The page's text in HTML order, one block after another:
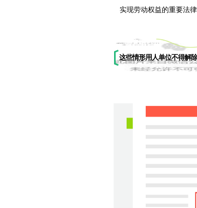
实现劳动权益的重要法
注意哦！
这些情形用人单位不得解